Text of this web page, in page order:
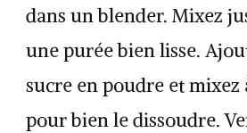
dans un blender. Mixez
une purée bien lisse.
sucre en poudre et mixez
pour bien le dissoudre.